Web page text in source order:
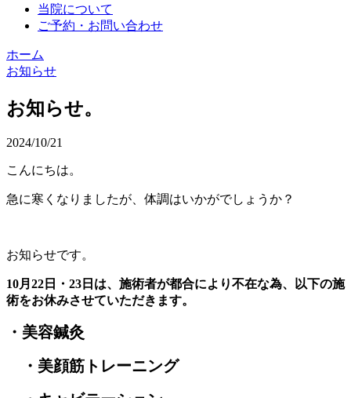
当院について
ご予約・お問い合わせ
ホーム
お知らせ
お知らせ。
2024/10/21
こんにちは。
急に寒くなりましたが、体調はいかがでしょうか？
お知らせです。
10月22日・23日は、施術者が都合により不在な為、以下の施
術をお休みさせていただきます。
・美容鍼灸
・美顔筋トレーニング